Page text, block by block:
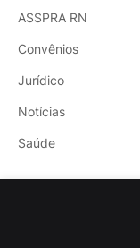
ASSPRA RN
Convênios
Jurídico
Notícias
Saúde